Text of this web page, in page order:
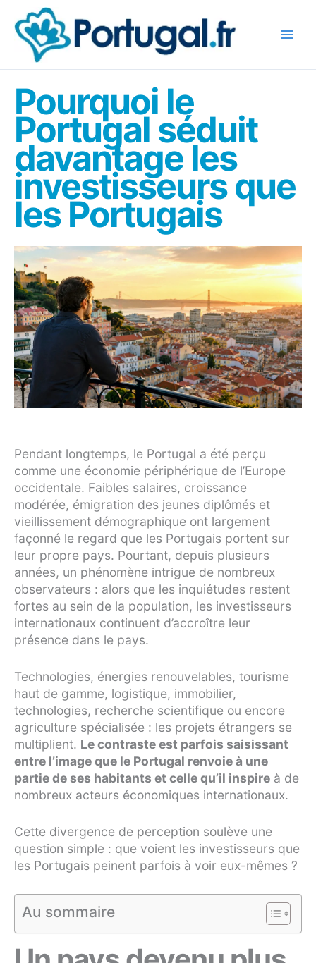
contenu
Pourquoi le
Portugal séduit
davantage les
investisseurs que
les Portugais
Pendant longtemps, le Portugal a été perçu
comme une économie périphérique de l’Europe
occidentale. Faibles salaires, croissance
modérée, émigration des jeunes diplômés et
vieillissement démographique ont largement
façonné le regard que les Portugais portent sur
leur propre pays. Pourtant, depuis plusieurs
années, un phénomène intrigue de nombreux
observateurs : alors que les inquiétudes restent
fortes au sein de la population, les investisseurs
internationaux continuent d’accroître leur
présence dans le pays.
Technologies, énergies renouvelables, tourisme
haut de gamme, logistique, immobilier,
technologies, recherche scientifique ou encore
agriculture spécialisée : les projets étrangers se
multiplient. Le contraste est parfois saisissant
entre l’image que le Portugal renvoie à une
partie de ses habitants et celle qu’il inspire à de
nombreux acteurs économiques internationaux.
Cette divergence de perception soulève une
question simple : que voient les investisseurs que
les Portugais peinent parfois à voir eux-mêmes ?
Au sommaire